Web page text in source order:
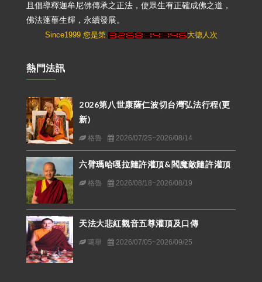
且倡導釋迦牟尼佛傳承之正法，使眾生有正確成佛之道，
佛法蓬蓽生輝，永續發展。
Since1999 您是第 大德人次
熱門法訊
2026第八世康薩仁波切台灣弘法行程(更
新)
格魯 2026/07/25~2026/08/14
六臂瑪哈嘎拉隨許灌頂&閻魔敵隨許灌頂
格魯 2026/08/18~2026/08/19
天法大悲紅觀音五尊灌頂及口傳
噶舉 2026/07/05~2026/09/25